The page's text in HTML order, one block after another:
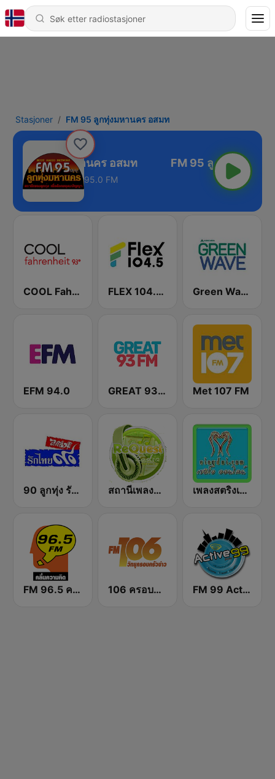
Stasjoner FM 95 ลูกทุ่งมหานคร อสมท
FM 95 ลูกทุ่งมหานคร อสมท
95.0 FM
COOL Fahrenheit 93 FM FLEX 104.5 FM Green Wave 106.5 FM
EFM 94.0 GREAT 93 | ONLINE Met 107 FM
90 ลูกทุ่ง รักไทย สถานีเพลงสตริง Request Radio เพลงสตริงเก่า Eingdoi Radio
FM 96.5 คลื่นความคิด Thinking Radio 106 ครอบครัวข่าว FM 99 Active Radio